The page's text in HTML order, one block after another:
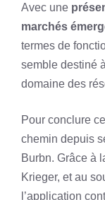
Avec une
marchés
termes de
semble destiné
domaine des
Pour conclure
chemin depuis
Burbn. Grâce à
Krieger, et au
l’application